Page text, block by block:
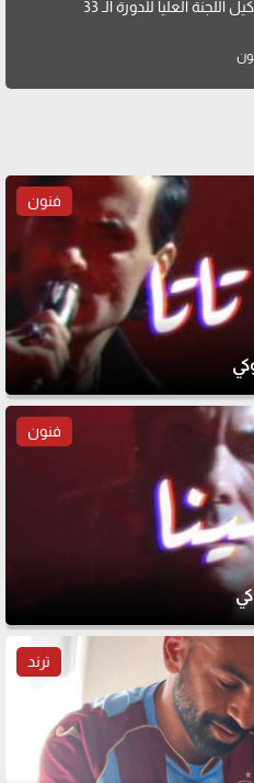
اللجنة العليا للدورة الـ 33
فنون
فنون
ترند